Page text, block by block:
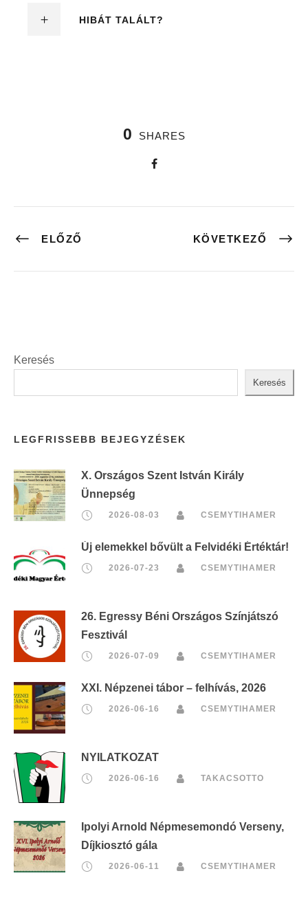
HIBÁT TALÁLT?
0 SHARES
ELŐZŐ KÖVETKEZŐ
Keresés
Keresés
LEGFRISSEBB BEJEGYZÉSEK
X. Országos Szent István Király
Ünnepség
2026-08-03 CSEMYTIHAMER
Új elemekkel bővült a Felvidéki Értéktár!
2026-07-23 CSEMYTIHAMER
26. Egressy Béni Országos Színjátszó
Fesztivál
2026-07-09 CSEMYTIHAMER
XXI. Népzenei tábor – felhívás, 2026
2026-06-16 CSEMYTIHAMER
NYILATKOZAT
2026-06-16 TAKACSOTTO
Ipolyi Arnold Népmesemondó Verseny,
Díjkiosztó gála
2026-06-11 CSEMYTIHAMER